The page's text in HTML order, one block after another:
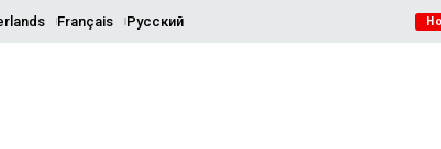
Français Русский